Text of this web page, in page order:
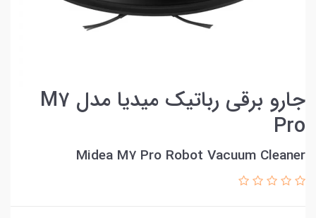
جارو برقی رباتیک میدیا مدل M7
Pro
Midea M7 Pro Robot Vacuum Cleaner